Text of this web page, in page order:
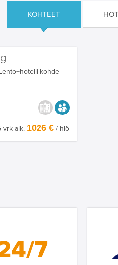
KOHTEET
Lento+hotelli-kohde
KAUPUNGISTA
vrk alk. 1026 € / hlö
7